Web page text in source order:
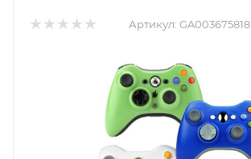
Артикул: GA003675818